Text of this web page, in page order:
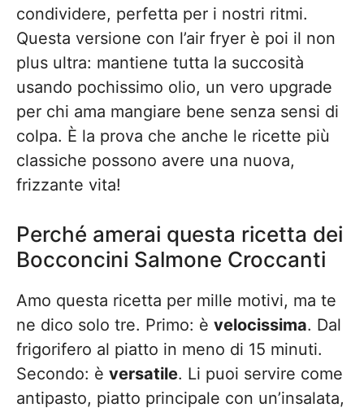
condividere, perfetta per i nostri ritmi.
Questa versione con l’air fryer è poi il non
plus ultra: mantiene tutta la succosità
usando pochissimo olio, un vero upgrade
per chi ama mangiare bene senza sensi di
colpa. È la prova che anche le ricette più
classiche possono avere una nuova,
frizzante vita!
Perché amerai questa ricetta dei
Bocconcini Salmone Croccanti
Amo questa ricetta per mille motivi, ma te
ne dico solo tre. Primo: è velocissima. Dal
frigorifero al piatto in meno di 15 minuti.
Secondo: è versatile. Li puoi servire come
antipasto, piatto principale con un’insalata,